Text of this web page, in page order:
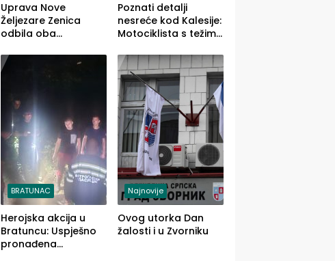
Uprava Nove
Željezare Zenica
odbila oba
FBiH: Ustrajni da je
stečaj jedino rješenje
Poznati detalji
nesreće kod Kalesije:
Motociklista s težim,
lakšim povredama
BRATUNAC
Herojska akcija u
Bratuncu: Uspješno
pronađena
Najnovije
Ovog utorka Dan
žalosti i u Zvorniku